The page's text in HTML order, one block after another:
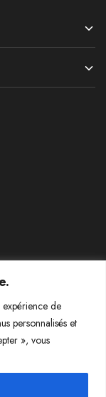
de
personnalisés et
», vous
à 19h30